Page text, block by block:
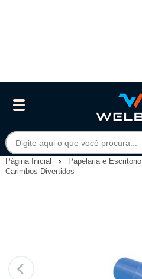
Página Inicial Papelaria e Escritório
Carimbos Divertidos